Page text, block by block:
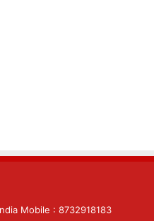
Mobile : 8732918183